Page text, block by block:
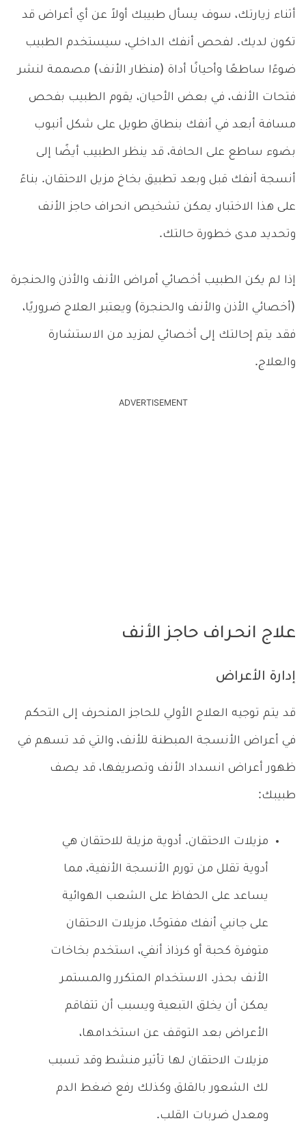
أثناء زيارتك، سوف يسأل طبيبك أولاً عن أي أعراض قد
تكون لديك. لفحص أنفك الداخلي، سيستخدم الطبيب
ضوءًا ساطعًا وأحيانًا أداة (منظار الأنف) مصممة لنشر
فتحات الأنف، في بعض الأحيان، يقوم الطبيب بفحص
مسافة أبعد في أنفك بنطاق طويل على شكل أنبوب
بضوء ساطع على الحافة، قد ينظر الطبيب أيضًا إلى
أنسجة أنفك قبل وبعد تطبيق بخاخ مزيل الاحتقان. بناءً
على هذا الاختبار، يمكن تشخيص انحراف حاجز الأنف
وتحديد مدى خطورة حالتك.
إذا لم يكن الطبيب أخصائي أمراض الأنف والأذن والحنجرة
(أخصائي الأذن والأنف والحنجرة) ويعتبر العلاج ضروريًا،
فقد يتم إحالتك إلى أخصائي لمزيد من الاستشارة
والعلاج.
ADVERTISEMENT
علاج انحـراف حاجز الأنف
إدارة الأعراض
قد يتم توجيه العلاج الأولي للحاجز المنحرف إلى التحكم
في أعراض الأنسجة المبطنة للأنف، والتي قد تسهم في
ظهور أعراض انسداد الأنف وتصريفها، قد يصف
طبيبك:
مزيلات الاحتقان. أدوية مزيلة للاحتقان هي
أدوية تقلل من تورم الأنسجة الأنفية، مما
يساعد على الحفاظ على الشعب الهوائية
على جانبي أنفك مفتوحًا، مزيلات الاحتقان
متوفرة كحبة أو كرذاذ أنفي، استخدم بخاخات
الأنف بحذر. الاستخدام المتكرر والمستمر
يمكن أن يخلق التبعية ويسبب أن تتفاقم
الأعراض بعد التوقف عن استخدامها،
مزيلات الاحتقان لها تأثير منشط وقد تسبب
لك الشعور بالقلق وكذلك رفع ضغط الدم
ومعدل ضربات القلب.